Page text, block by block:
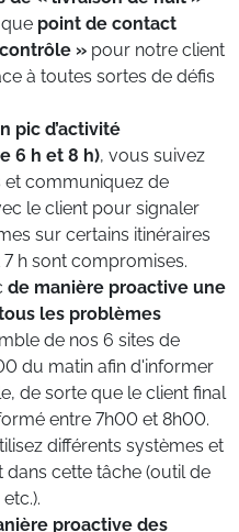
point de contact
» pour notre client
à toutes sortes de défis
pic d’activité
6 h et 8 h), vous suivez
et communiquez de
le client pour signaler
sur certains itinéraires
h sont compromises.
de manière proactive une
les problèmes
de nos 6 sites de
du matin afin d'informer
de sorte que le client final
entre 7h00 et 8h00.
différents systèmes et
cette tâche (outil de
proactive des